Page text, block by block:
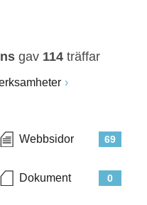
gav 114 träffar
69
Webbsidor
0
Dokument